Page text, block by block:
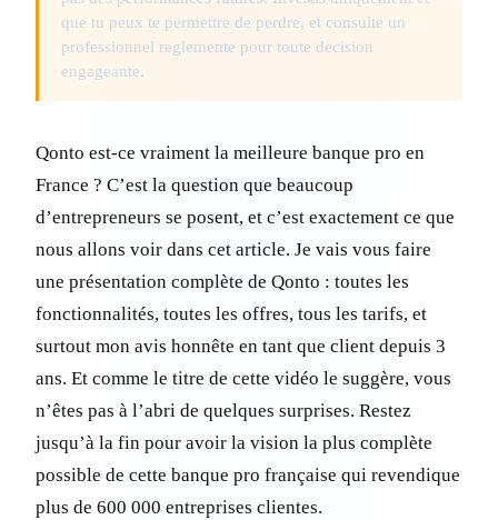
que tu peux te permettre de perdre, et consulte un
professionnel reglemente pour toute decision
engageante.
Qonto est-ce vraiment la meilleure banque pro en
France ? C’est la question que beaucoup
d’entrepreneurs se posent, et c’est exactement ce que
nous allons voir dans cet article. Je vais vous faire
une présentation complète de Qonto : toutes les
fonctionnalités, toutes les offres, tous les tarifs, et
surtout mon avis honnête en tant que client depuis 3
ans. Et comme le titre de cette vidéo le suggère, vous
n’êtes pas à l’abri de quelques surprises. Restez
jusqu’à la fin pour avoir la vision la plus complète
possible de cette banque pro française qui revendique
plus de 600 000 entreprises clientes.